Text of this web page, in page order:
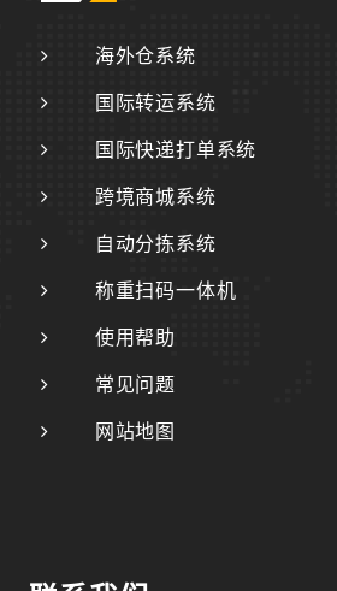
海外仓系统
国际转运系统
国际快递打单系统
跨境商城系统
自动分拣系统
称重扫码一体机
使用帮助
常见问题
网站地图